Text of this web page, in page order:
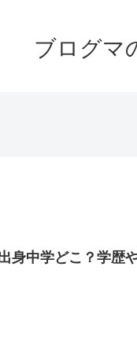
ブログマ
身中学どこ？学歴